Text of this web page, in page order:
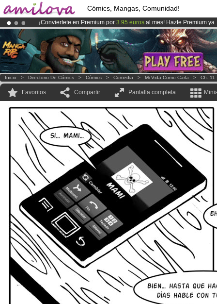
Cómics, Mangas, Comunidad!
¡Conviertete en Premium por 3.95 euros al mes! Hazte Premium ya
¡Ya tenemos 100000miembrosy 1000Cómics y Mangas!.
El Kickstarter Amilova está desormado lanzado!.
Inicio > Directorio De Cómics > Cómics > Comedia > Mi Vida Como Carla > Ch. 11
Favoritos Compartir Pantalla completa